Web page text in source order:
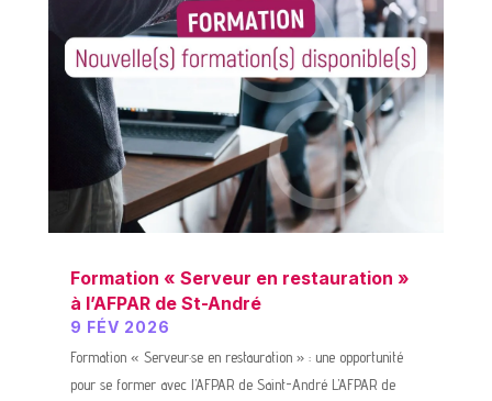
Formation « Serveur en restauration »
à l’AFPAR de St-André
9 FÉV 2026
Formation « Serveur·se en restauration » : une opportunité
pour se former avec l’AFPAR de Saint-André L’AFPAR de